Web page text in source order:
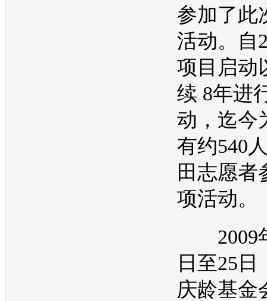
参加了此
活动。自
项目启动
续 8年进
动，迄今
有约540
田 志愿者
项活动。
2009
日至25日
庆龄基金